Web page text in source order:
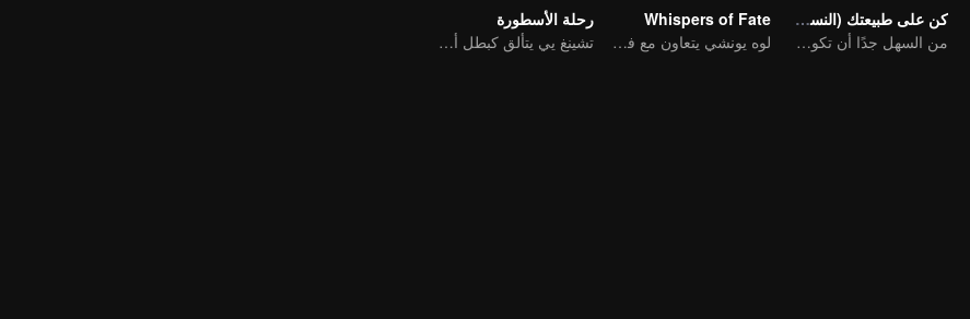
كن على طبيعتك (النسخة التايلاندية)
من السهل جدًا أن تكون إلهًا
Whispers of Fate
لوه يونشي يتعاون مع فريق لخوض غمار عالم الفنون القتالية
رحلة الأسطورة
تشينغ يي يتألق كبطل أسطوري لأرض الإلهية